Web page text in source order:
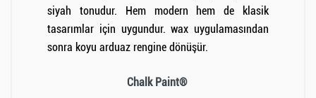
siyah tonudur. Hem modern hem de klasik
tasarımlar için uygundur. wax uygulamasından
sonra koyu arduaz rengine dönüşür.
Chalk Paint®